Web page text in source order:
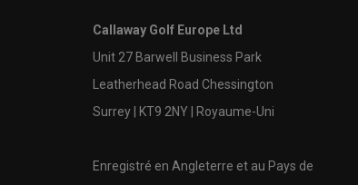
Callaway Golf Europe Ltd
Unit 27 Barwell Business Park
Leatherhead Road Chessington
Surrey | KT9 2NY | Royaume-Uni
Enregistré en Angleterre et au Pays de